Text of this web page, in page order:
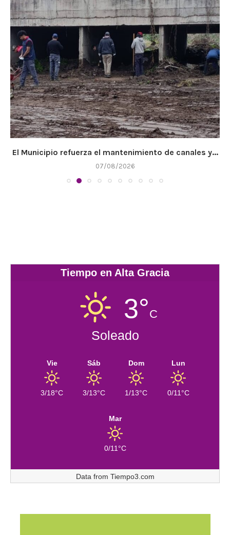
El Municipio refuerza el mantenimiento de canales y...
07/08/2026
Tiempo en Alta Gracia
3°C
Soleado
Vie
3/18°C
Sáb
3/13°C
Dom
1/13°C
Lun
0/11°C
Mar
0/11°C
Data from Tiempo3.com